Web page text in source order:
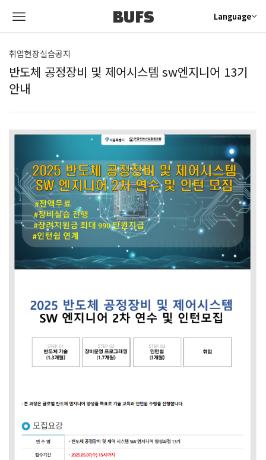
BUFS Language
취업현장실습공지
반도체 공정장비 및 제어시스템 sw엔지니어 13기
안내